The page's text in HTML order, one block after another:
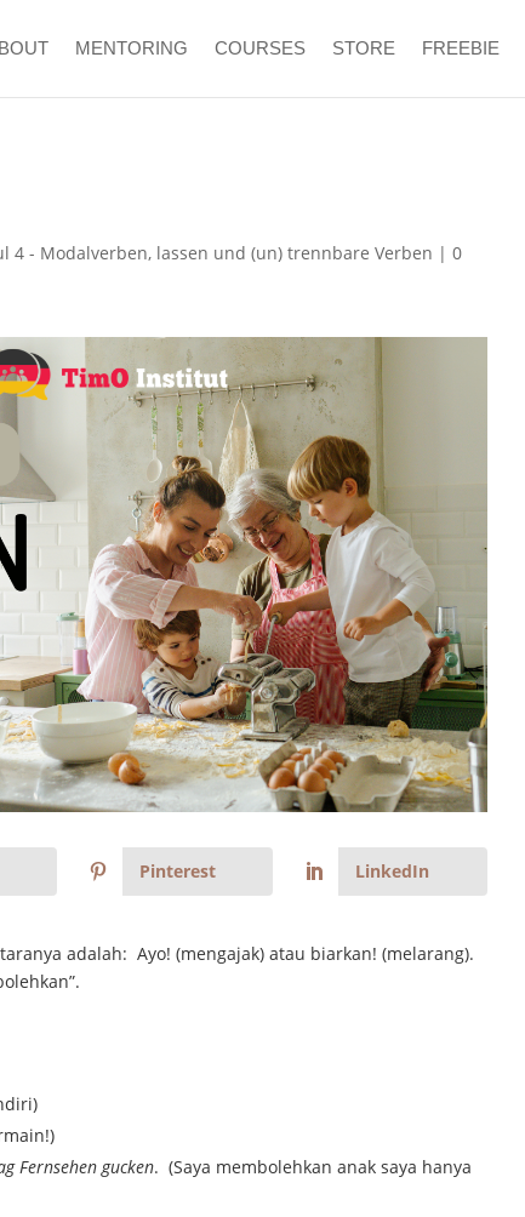
MENTORING COURSES STORE FREEBIE
4 - Modalverben, lassen und (un) trennbare Verben |0
Pinterest LinkedIn
adalah: Ayo! (mengajak) atau biarkan! (melarang).
Fernsehen gucken. (Saya membolehkan anak saya hanya